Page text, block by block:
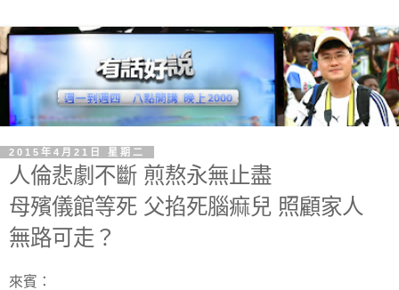
2015年4月21日 星期二
人倫悲劇不斷 煎熬永無止盡
母殯儀館等死 父掐死腦痲兒 照顧家人
無路可走？
來賓：